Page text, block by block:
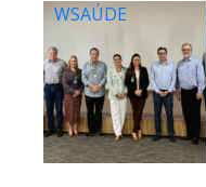
WSAÚDE